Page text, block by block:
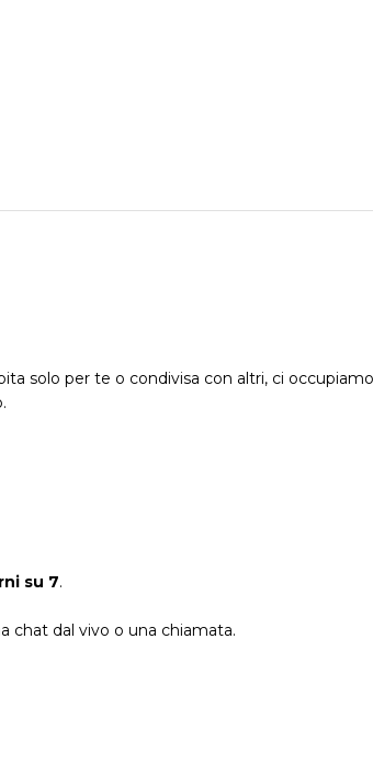
solo per te o condivisa con altri, ci
su 7.
chat dal vivo o una chiamata.